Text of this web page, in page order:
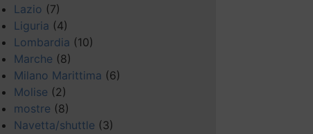
Lazio (7)
Liguria (4)
Lombardia (10)
Marche (8)
Milano Marittima (6)
Molise (2)
mostre (8)
Navetta/shuttle (3)